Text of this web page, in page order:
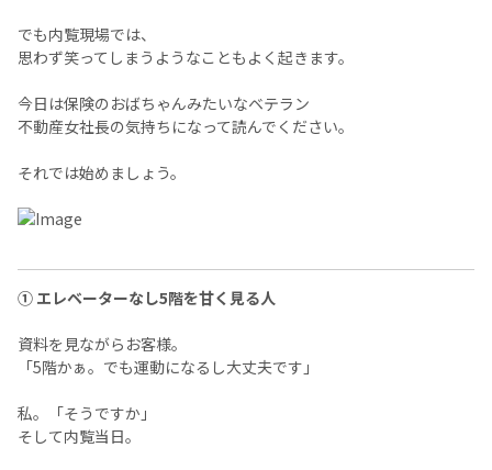
でも内覧現場では、
思わず笑ってしまうようなこともよく起きます。
今日は保険のおばちゃんみたいなベテラン
不動産女社長の気持ちになって読んでください。
それでは始めましょう。
① エレベーターなし5階を甘く見る人
資料を見ながらお客様。
「5階かぁ。でも運動になるし大丈夫です」
私。「そうですか」
そして内覧当日。